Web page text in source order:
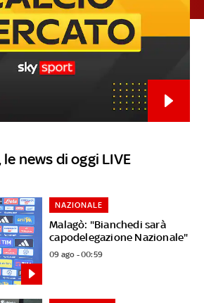
news di oggi LIVE
Malagò: "Bianchedi sarà
capodelegazione Nazionale"
NAZIONALE
09 ago - 00:59